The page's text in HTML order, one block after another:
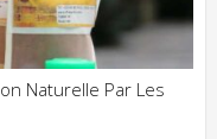
Naturelle Par Les